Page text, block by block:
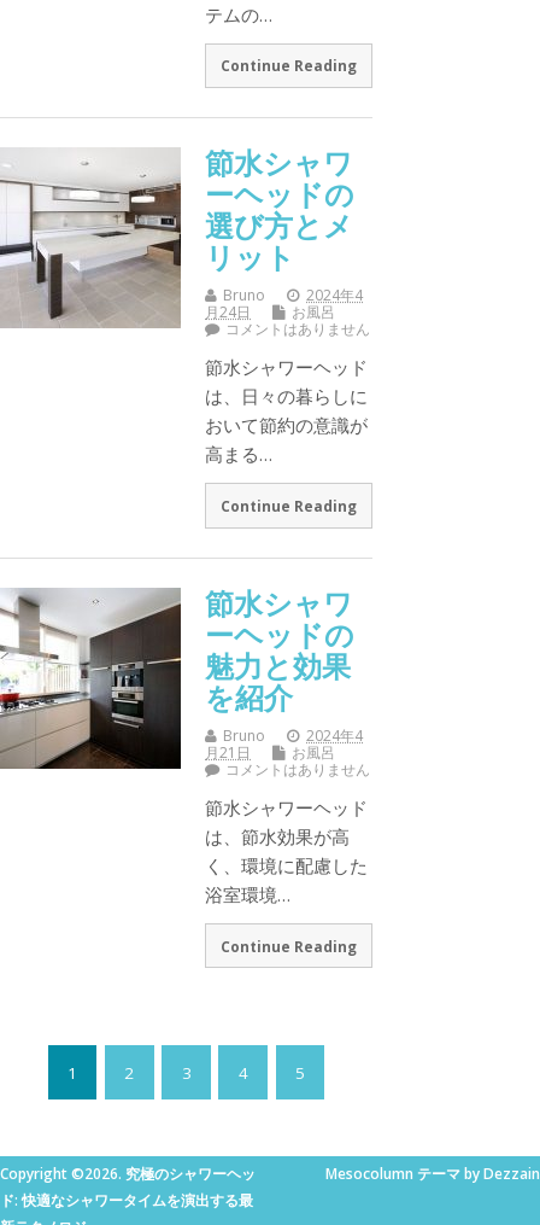
テムの…
Continue Reading
節水シャワ
ーヘッドの
選び方とメ
リット
Bruno
2024年4
月24日
お風呂
コメントはありません
節水シャワーヘッド
は、日々の暮らしに
おいて節約の意識が
高まる…
Continue Reading
節水シャワ
ーヘッドの
魅力と効果
を紹介
Bruno
2024年4
月21日
お風呂
コメントはありません
節水シャワーヘッド
は、節水効果が高
く、環境に配慮した
浴室環境…
Continue Reading
1 2 3 4 5
Copyright ©2026. 究極のシャワーヘッ
ド: 快適なシャワータイムを演出する最
Mesocolumn テーマ by Dezzain